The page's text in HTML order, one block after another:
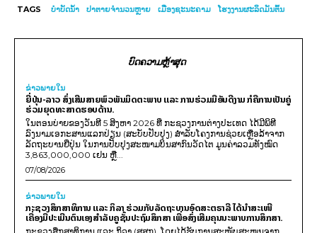
TAGS ບຳບັດນ້ຳ ປາຕາຍຈຳນວນຫຼາຍ ເມືອງຊະນະຄາມ ໂຮງງານຜະລິດມັນຕົ້ນ
ບົດຄວາມຫຼ້າສຸດ
ຂ່າວພາຍ​ໃນ
ຍີ່ປຸ່ນ-ລາວ ສົ່ງເສີມສາຍພົວພັນມິດຕະພາບ ແລະ ການຮ່ວມມືອັນດີງາມ ກໍຄືການເປັນຄູ່
ຮ່ວມຍຸດທະສາດຮອບດ້ານ.
ໃນຕອນບ່າຍຂອງວັນທີ 5 ສິງຫາ 2026 ທີ່ ກະຊວງການຕ່າງປະເທດ ໄດ້ມີພິທີ
ລົງນາມເອກະສານແລກປ່ຽນ (ສະບັບປັບປຸງ) ສໍາລັບໂຄງການຊ່ວຍເຫຼືອລ້າຈາກ
ລັດຖະບານຍີ່ປຸ່ນ ໃນການປັບປຸງສະໜາມບິນສາກົນວັດໄຕ ມູນຄ່າລວມທັງໝົດ
3,863,000,000 ເຢນ ຫຼື...
07/08/2026
ຂ່າວພາຍ​ໃນ
ກະຊວງສຶກສາທິການ ແລະ ກິລາ ຮ່ວມກັບລັດຖະບານອົດສະຕຣາລີ ໄດ້ນຳສະເໜີ
ເຄື່ອງມືປະເມີນຕົນເອງສຳລັບຄູຊັ້ນປະຖົມສຶກສາ ເພື່ອສົ່ງເສີມຄຸນນະພາບການສຶກສາ.